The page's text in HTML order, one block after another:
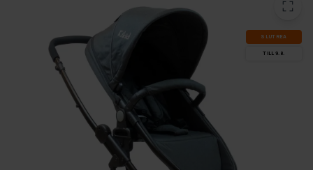
SLUT­REA
TILL 9.8.